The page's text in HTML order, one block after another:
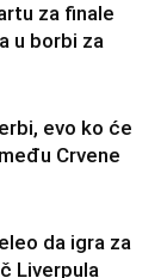
za finale
u borbi za
evo ko će
Crvene
da igra za
Liverpula